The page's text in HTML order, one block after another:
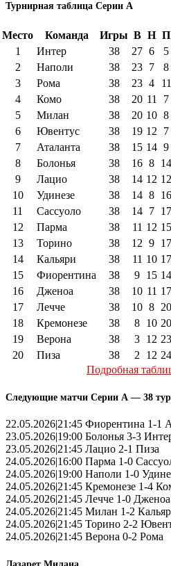
Турнирная таблица Серии А
Место Команда Игры В Н П
1
Интер 38 27 6 5
2
Наполи 38 23 7 8
3
Рома 38 23 4 11
4
Комо 38 20 11 7
5
Милан 38 20 10 8
6
Ювентус 38 19 12 7
7
Аталанта 38 15 14 9
8
Болонья 38 16 8 14
9
Лацио 38 14 12 12
10
Удинезе 38 14 8 16
11
Сассуоло 38 14 7 17
12
Парма 38 11 12 15
13
Торино 38 12 9 17
14
Кальяри 38 11 10 17
15
Фиорентина 38 9 15 14
16
Дженоа 38 10 11 17
17
Лечче 38 10 8 20
18
Кремонезе 38 8 10 20
19
Верона 38 3 12 23
20
Пиза 38 2 12 24
Подробная
Следующие матчи Серии А — 38 тур
22.05.2026|21:45 Фиорентина 1-1
23.05.2026|19:00 Болонья 3-3
23.05.2026|21:45 Лацио 2-1 Пиза
24.05.2026|16:00 Парма 1-0
24.05.2026|19:00 Наполи 1-0
24.05.2026|21:45 Кремонезе 1-4
24.05.2026|21:45 Лечче 1-0 Дженоа
24.05.2026|21:45 Милан 1-2
24.05.2026|21:45 Торино 2-2
24.05.2026|21:45 Верона 0-2 Рома